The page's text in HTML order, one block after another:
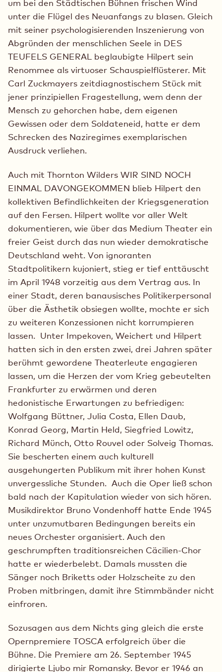
um bei den Städtischen Bühnen frischen Wind
unter die Flügel des Neuanfangs zu blasen. Gleich
mit seiner psychologisierenden Inszenierung von
Abgründen der menschlichen Seele in DES
TEUFELS GENERAL beglaubigte Hilpert sein
Renommee als virtuoser Schauspielflüsterer. Mit
Carl Zuckmayers zeitdiagnostischem Stück mit
jener prinzipiellen Fragestellung, wem denn der
Mensch zu gehorchen habe, dem eigenen
Gewissen oder dem Soldateneid, hatte er dem
Schrecken des Naziregimes exemplarischen
Ausdruck verliehen.
Auch mit Thornton Wilders WIR SIND NOCH
EINMAL DAVONGEKOMMEN blieb Hilpert den
kollektiven Befindlichkeiten der Kriegsgeneration
auf den Fersen. Hilpert wollte vor aller Welt
dokumentieren, wie über das Medium Theater ein
freier Geist durch das nun wieder demokratische
Deutschland weht. Von ignoranten
Stadtpolitikern kujoniert, stieg er tief enttäuscht
im April 1948 vorzeitig aus dem Vertrag aus. In
einer Stadt, deren banausisches Politikerpersonal
über die Ästhetik obsiegen wollte, mochte er sich
zu weiteren Konzessionen nicht korrumpieren
lassen. Unter Impekoven, Weichert und Hilpert
hatten sich in den ersten zwei, drei Jahren später
berühmt gewordene Theaterleute engagieren
lassen, um die Herzen der vom Krieg gebeutelten
Frankfurter zu erwärmen und deren
hedonistische Erwartungen zu befriedigen:
Wolfgang Büttner, Julia Costa, Ellen Daub,
Konrad Georg, Martin Held, Siegfried Lowitz,
Richard Münch, Otto Rouvel oder Solveig Thomas.
Sie bescherten einem auch kulturell
ausgehungerten Publikum mit ihrer hohen Kunst
unvergessliche Stunden. Auch die Oper ließ schon
bald nach der Kapitulation wieder von sich hören.
Musikdirektor Bruno Vondenhoff hatte Ende 1945
unter unzumutbaren Bedingungen bereits ein
neues Orchester organisiert. Auch den
geschrumpften traditionsreichen Cäcilien-Chor
hatte er wiederbelebt. Damals mussten die
Sänger noch Briketts oder Holzscheite zu den
Proben mitbringen, damit ihre Stimmbänder nicht
einfroren.
Sozusagen aus dem Nichts ging gleich die erste
Opernpremiere TOSCA erfolgreich über die
Bühne. Die Premiere am 26. September 1945
dirigierte Ljubo mir Romansky. Bevor er 1946 an